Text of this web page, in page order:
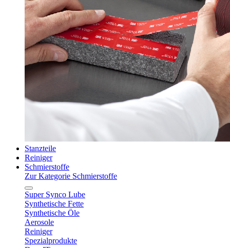
Stanzteile
Reiniger
Schmierstoffe
Zur Kategorie Schmierstoffe
Super Synco Lube
Synthetische Fette
Synthetische Öle
Aerosole
Reiniger
Spezialprodukte